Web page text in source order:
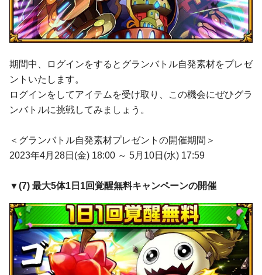
期間中、ログインをするとグランバトル自発素材をプレゼ
ントいたします。
ログインをしてアイテムを受け取り、この機会にぜひグラ
ンバトルに挑戦してみましょう。
＜グランバトル自発素材プレゼントの開催期間＞
2023年4月28日(金) 18:00 ～ 5月10日(水) 17:59
▼(7) 最大5体1日1回覚醒無料キャンペーンの開催